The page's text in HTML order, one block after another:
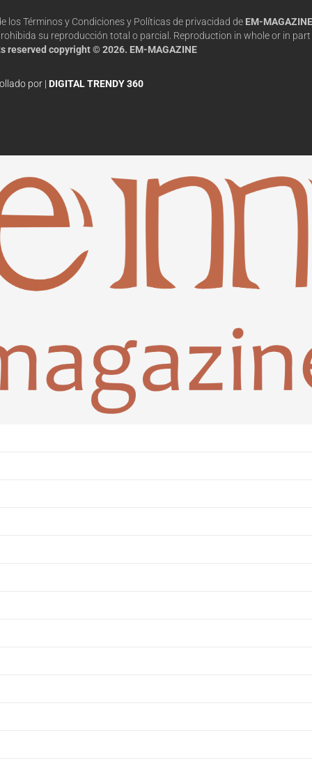
los Términos y Condiciones y Políticas de privacidad de EM-MAGAZINE
su reproducción total o parcial. Reproduction in whole or in part
reserved copyright © 2026. EM-MAGAZINE
por | DIGITAL TRENDY 360